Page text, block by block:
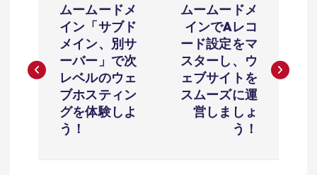
ナ
ムームードメ
イン「サブド
メイン、別サ
ーバー」で次
レベルのウェ
ブホスティン
グを体験しよ
う！
ムームードメ
インでAレコ
ード設定をマ
スターし、ウ
ェブサイトを
スムーズに運
営しましょ
う！